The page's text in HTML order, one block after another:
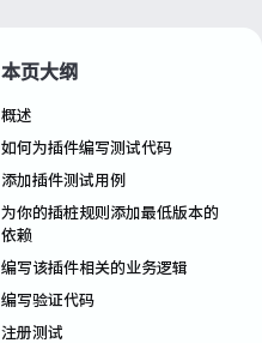
本页大纲
概述
如何为插件编写测试代码
添加插件测试用例
为你的插桩规则添加最低版本的
依赖
编写该插件相关的业务逻辑
编写验证代码
注册测试